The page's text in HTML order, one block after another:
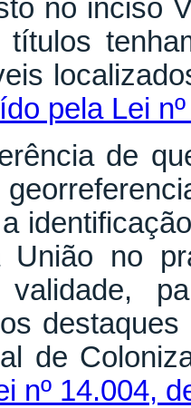
no inciso
pela Lei
de
União no
validade,
de
nº 14.004,